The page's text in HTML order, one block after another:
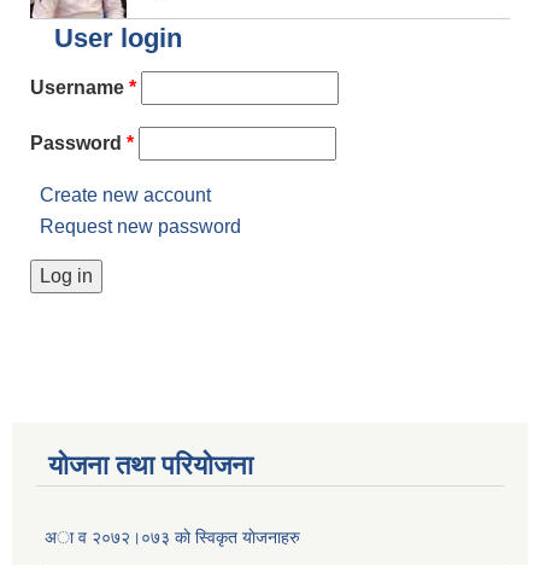
User login
Username *
Password *
Create new account
Request new password
योजना तथा परियोजना
अा व २०७२।०७३ काे स्विकृत याेजनाहरु